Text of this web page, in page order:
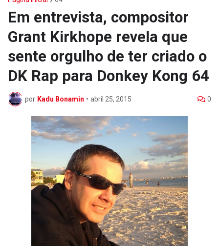
Em entrevista, compositor
Grant Kirkhope revela que
sente orgulho de ter criado o
DK Rap para Donkey Kong 64
por Kadu Bonamin • abril 25, 2015 0